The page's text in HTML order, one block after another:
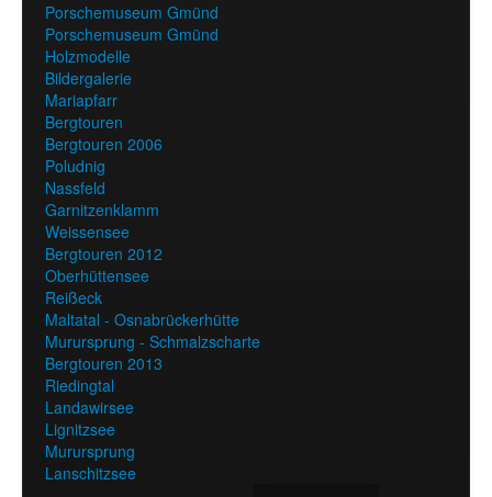
Porschemuseum Gmünd
Porschemuseum Gmünd
Holzmodelle
Bildergalerie
Mariapfarr
Bergtouren
Bergtouren 2006
Poludnig
Nassfeld
Garnitzenklamm
Weissensee
Bergtouren 2012
Oberhüttensee
Reißeck
Maltatal - Osnabrückerhütte
Murursprung - Schmalzscharte
Bergtouren 2013
Riedingtal
Landawirsee
Lignitzsee
Murursprung
Lanschitzsee